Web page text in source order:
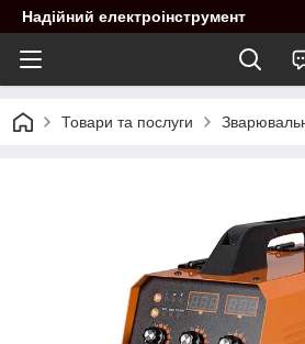
Надійний електроінструмент
Товари та послуги